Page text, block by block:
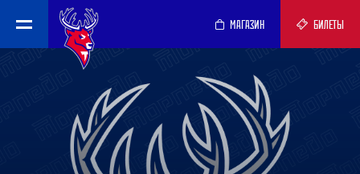
МАГАЗИН БИЛЕТЫ